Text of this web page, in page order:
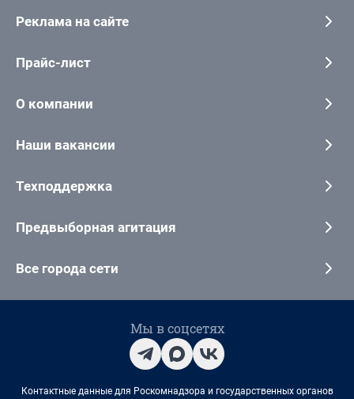
Реклама на сайте
Прайс-лист
О компании
Наши вакансии
Техподдержка
Предвыборная агитация
Все города сети
Мы в соцсетях
Контактные данные для Роскомнадзора и государственных органов